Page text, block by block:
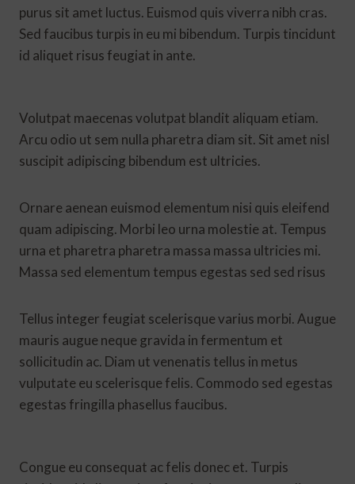
purus sit amet luctus. Euismod quis viverra nibh cras.
Sed faucibus turpis in eu mi bibendum. Turpis tincidunt
id aliquet risus feugiat in ante.
Volutpat maecenas volutpat blandit aliquam etiam.
Arcu odio ut sem nulla pharetra diam sit. Sit amet nisl
suscipit adipiscing bibendum est ultricies.
Ornare aenean euismod elementum nisi quis eleifend
quam adipiscing. Morbi leo urna molestie at. Tempus
urna et pharetra pharetra massa massa ultricies mi.
Massa sed elementum tempus egestas sed sed risus
Tellus integer feugiat scelerisque varius morbi. Augue
mauris augue neque gravida in fermentum et
sollicitudin ac. Diam ut venenatis tellus in metus
vulputate eu scelerisque felis. Commodo sed egestas
egestas fringilla phasellus faucibus.
Congue eu consequat ac felis donec et. Turpis